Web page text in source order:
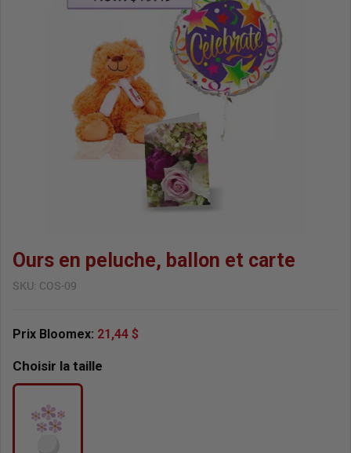
Ours en peluche, ballon et carte
SKU: COS-09
Prix Bloomex: 21,44 $
Choisir la taille